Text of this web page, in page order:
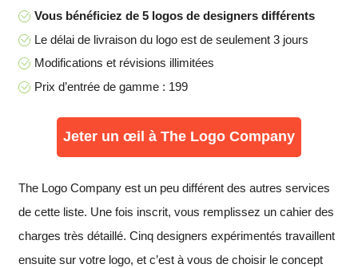
Vous bénéficiez de 5 logos de designers différents
Le délai de livraison du logo est de seulement 3 jours
Modifications et révisions illimitées
Prix d’entrée de gamme : 199
Jeter un œil à The Logo Company
The Logo Company est un peu différent des autres services
de cette liste. Une fois inscrit, vous remplissez un cahier des
charges très détaillé. Cinq designers expérimentés travaillent
ensuite sur votre logo, et c’est à vous de choisir le concept